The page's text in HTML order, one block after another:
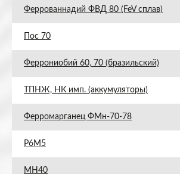
Феррованнадий ФВД 80 (FeV сплав)
Пос 70
Феррониобий 60, 70 (бразильский)
ТПНЖ, НК имп. (аккумуляторы)
Ферромарганец ФМн-70-78
Р6М5
МН40